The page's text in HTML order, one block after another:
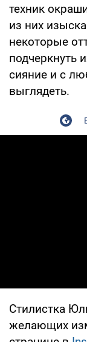
техник
из них
некоторые
подчеркнуть
сияние и с
выглядеть.
Стилистка
желающих